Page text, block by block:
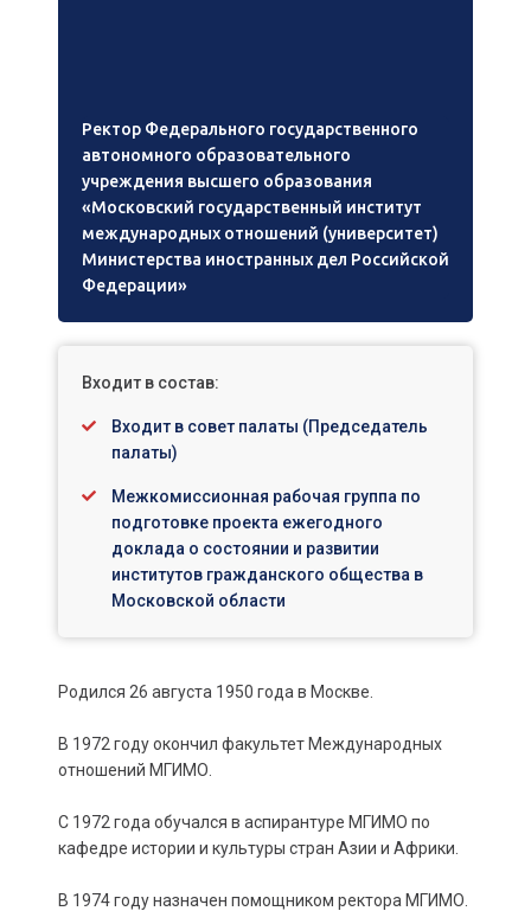
Ректор Федерального государственного
автономного образовательного
учреждения высшего образования
«Московский государственный институт
международных отношений (университет)
Министерства иностранных дел Российской
Федерации»
Входит в состав:
Входит в совет палаты (Председатель
палаты)
Межкомиссионная рабочая группа по
подготовке проекта ежегодного
доклада о состоянии и развитии
институтов гражданского общества в
Московской области
Родился 26 августа 1950 года в Москве.
В 1972 году окончил факультет Международных
отношений МГИМО.
С 1972 года обучался в аспирантуре МГИМО по
кафедре истории и культуры стран Азии и Африки.
В 1974 году назначен помощником ректора МГИМО.